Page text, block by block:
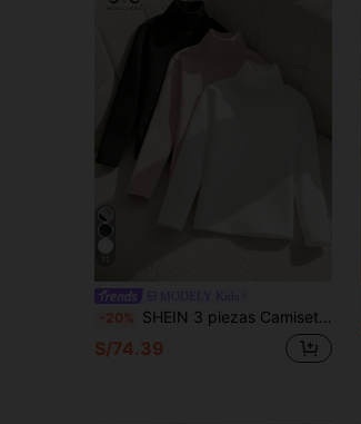
-20% SHEIN 3 piezas Camisetas térmicas de manga larga con cuello alto y estampado de gato, estilo casual para niña preadolescente, elegante para otoño/invierno
S/74.39